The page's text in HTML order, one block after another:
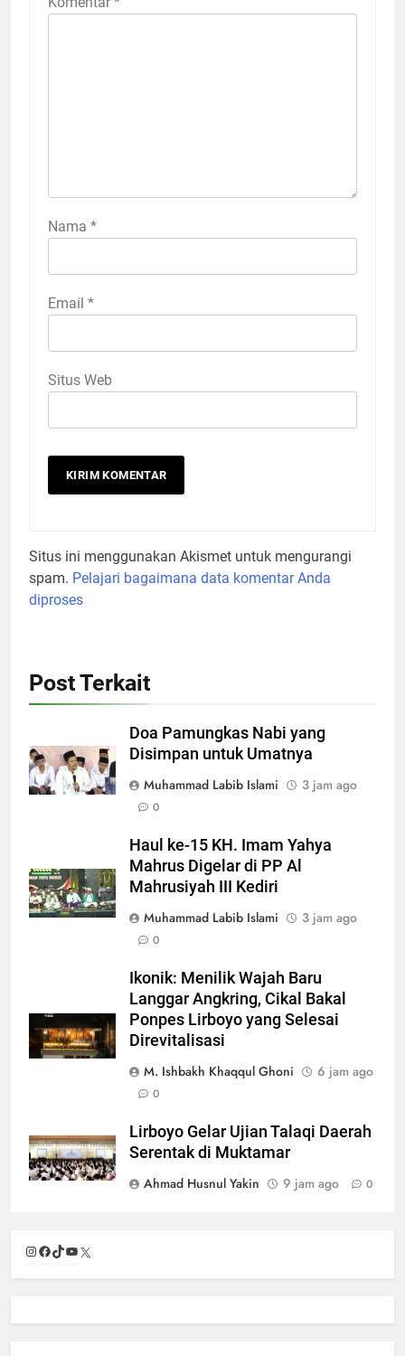
Nama *
Email *
Situs Web
Situs ini menggunakan Akismet untuk mengurangi
spam. Pelajari bagaimana data komentar Anda
diproses
Post Terkait
Doa Pamungkas Nabi yang
Disimpan untuk Umatnya
Muhammad Labib Islami
3 jam ago
0
Haul ke-15 KH. Imam Yahya
Mahrus Digelar di PP Al
Mahrusiyah III Kediri
Muhammad Labib Islami
3 jam ago
0
Ikonik: Menilik Wajah Baru
Langgar Angkring, Cikal Bakal
Ponpes Lirboyo yang Selesai
Direvitalisasi
M. Ishbakh Khaqqul Ghoni
6 jam ago
0
Lirboyo Gelar Ujian Talaqi Daerah
Serentak di Muktamar
Ahmad Husnul Yakin
9 jam ago 0
Instagram
Facebook
TikTok
YouTube